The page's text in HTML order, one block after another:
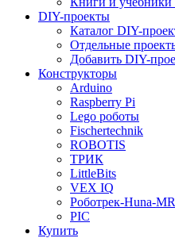
DIY-проекты
Каталог DIY-
Отдельные
Добавить DIY-
Конструкторы
Arduino
Raspberry Pi
Lego роботы
Fischertechnik
ROBOTIS
ТРИК
LittleBits
VEX IQ
Роботрек-Huna-
PIC
Купить